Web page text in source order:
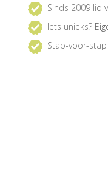
Sinds 2009 lid
Iets unieks?
Stap-voor-